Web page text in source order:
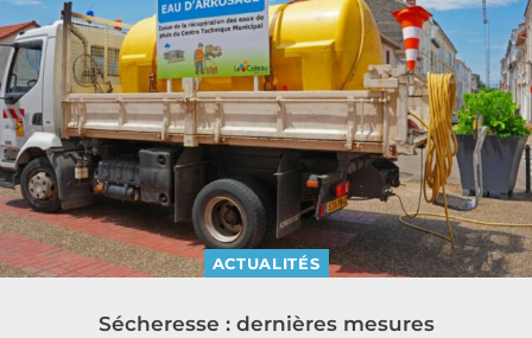
ACTUALITÉS
Sécheresse : dernières mesures